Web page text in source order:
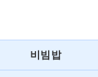
비빔밥